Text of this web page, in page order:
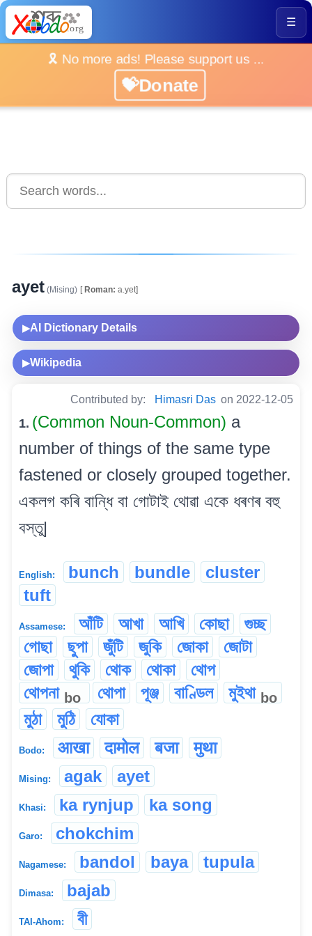
☰
🎗️ No more ads! Please support us ...
💝Donate
ayet (Mising) [Roman: a.yet]
▶AI Dictionary Details
▶Wikipedia
Contributed by: Himasri Das on 2022-12-05
1. (Common Noun-Common) a
number of things of the same type
fastened or closely grouped together.
একলগ কৰি বান্ধি বা গোটাই থোৱা একে ধৰণৰ বহু
বস্তু|
English: bunch bundle
cluster
tuft
Assamese: আঁটি আখা আখি কোছা
গুচ্ছ
গোছা
ছুপা জুঁটি জুকি জোকা
জোটা
জোপা
থুকি থোক থোকা
থোপ
থোপনা bo থোপা পূঞ্জ বাণ্ডিল মুইথা bo
মুঠা মুঠি যোকা
Bodo: आखा दामोल बजा मुथा
Mising: agak ayet
Khasi: ka rynjup ka song
Garo: chokchim
Nagamese: bandol baya tupula
Dimasa: bajab
TAI-Ahom: বী